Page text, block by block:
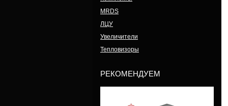
MRDS
ЛЦУ
Увеличители
Тепловизоры
РЕКОМЕНДУЕМ